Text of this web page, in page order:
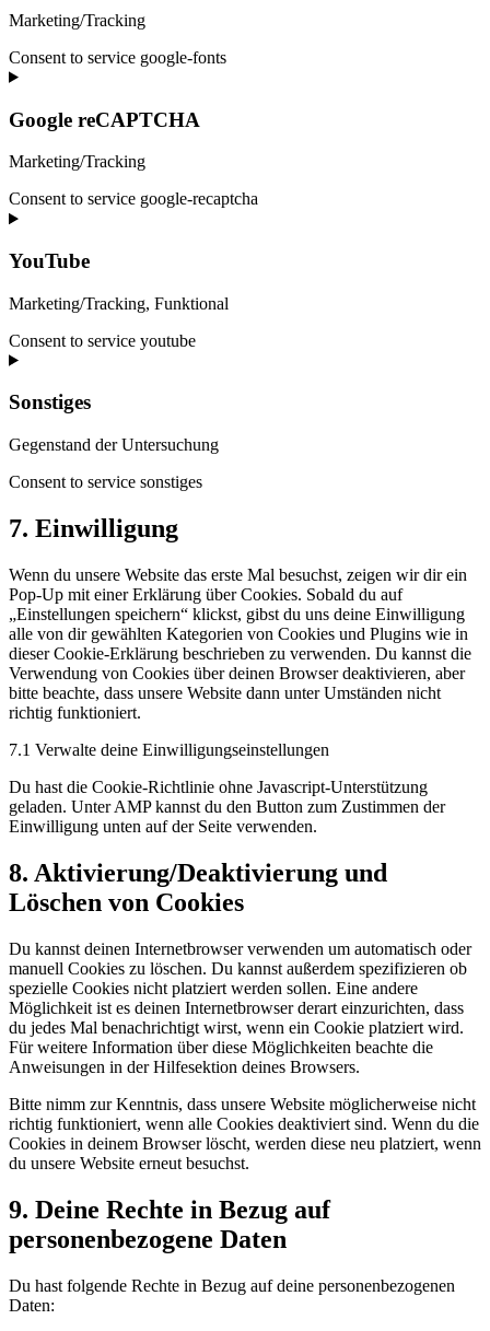
Marketing/Tracking
Consent to service google-fonts
Google reCAPTCHA
Marketing/Tracking
Consent to service google-recaptcha
YouTube
Marketing/Tracking, Funktional
Consent to service youtube
Sonstiges
Gegenstand der Untersuchung
Consent to service sonstiges
7. Einwilligung
Wenn du unsere Website das erste Mal besuchst, zeigen wir dir ein
Pop-Up mit einer Erklärung über Cookies. Sobald du auf
„Einstellungen speichern“ klickst, gibst du uns deine Einwilligung
alle von dir gewählten Kategorien von Cookies und Plugins wie in
dieser Cookie-Erklärung beschrieben zu verwenden. Du kannst die
Verwendung von Cookies über deinen Browser deaktivieren, aber
bitte beachte, dass unsere Website dann unter Umständen nicht
richtig funktioniert.
7.1 Verwalte deine Einwilligungseinstellungen
Du hast die Cookie-Richtlinie ohne Javascript-Unterstützung
geladen. Unter AMP kannst du den Button zum Zustimmen der
Einwilligung unten auf der Seite verwenden.
8. Aktivierung/Deaktivierung und
Löschen von Cookies
Du kannst deinen Internetbrowser verwenden um automatisch oder
manuell Cookies zu löschen. Du kannst außerdem spezifizieren ob
spezielle Cookies nicht platziert werden sollen. Eine andere
Möglichkeit ist es deinen Internetbrowser derart einzurichten, dass
du jedes Mal benachrichtigt wirst, wenn ein Cookie platziert wird.
Für weitere Information über diese Möglichkeiten beachte die
Anweisungen in der Hilfesektion deines Browsers.
Bitte nimm zur Kenntnis, dass unsere Website möglicherweise nicht
richtig funktioniert, wenn alle Cookies deaktiviert sind. Wenn du die
Cookies in deinem Browser löscht, werden diese neu platziert, wenn
du unsere Website erneut besuchst.
9. Deine Rechte in Bezug auf
personenbezogene Daten
Du hast folgende Rechte in Bezug auf deine personenbezogenen
Daten: